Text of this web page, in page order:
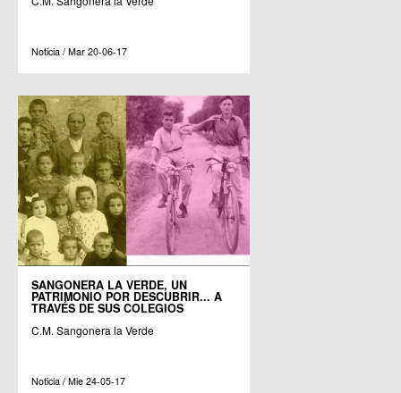
Noticia / Mar 20-06-17
SANGONERA LA VERDE, UN
PATRIMONIO POR DESCUBRIR... A
TRAVÉS DE SUS COLEGIOS
C.M. Sangonera la Verde
Noticia / Mie 24-05-17